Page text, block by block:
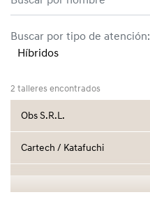
Buscar por tipo de atención:
Híbridos
2 talleres encontrados
Obs S.R.L.
Cartech / Katafuchi